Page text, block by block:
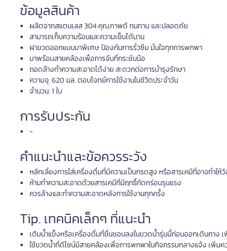
ข้อมูลสินค้า
ผลิตจากสแตนเลส 304 คุณภาพดี ทนทาน และปลอดภัย
สามารถเก็บความร้อนและความเย็นได้นาน
ฝาขวดออกแบบมาพิเศษ ป้องกันการรั่วซึม มั่นใจทุกการพกพา
มาพร้อมสายคล้องเพื่อการจับที่กระชับมือ
ถอดล้างทำความสะอาดได้ง่าย สะดวกต่อการบำรุงรักษา
ความจุ: 620 มล. ตอบโจทย์การใช้งานในชีวิตประจำวัน
จำนวน: 1 ใบ
การรับประกัน
-
คำแนะนำและข้อควรระวัง
หลีกเลี่ยงการใส่เครื่องดื่มที่มีความเป็นกรดสูง หรือสารเคมีที่อาจทำให้
ห้ามทำความสะอาดด้วยสารเคมีที่มีฤทธิ์กัดกร่อนรุนแรง
ควรล้างและทำความสะอาดหลังการใช้งานทุกครั้ง
Tip. เทคนิคเล็กๆ ที่แนะนำ
เติมน้ำแข็งหรือเครื่องดื่มที่ชื่นชอบลงในขวดน้ำรุ่นนี้ก่อนออกเดินทาง
ใช้ขวดน้ำที่ดีไซน์มีสายคล้องเพื่อการพกพาในกิจกรรมกลางแจ้ง เพิ่มค